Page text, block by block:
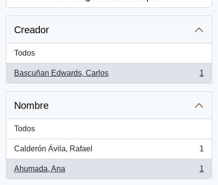
Creador
Todos
Bascuñan Edwards, Carlos
, 1 resultados
1
Nombre
Todos
Calderón Ávila, Rafael
, 1 resultados
1
Ahumada, Ana
, 1 resultados
1